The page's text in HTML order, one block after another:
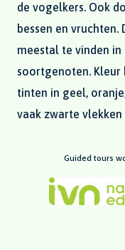
de vogelkers. Ook
bessen en vruchten.
meestal te vinden
soortgenoten. Kleur
tinten in geel,
vaak zwarte vlekken
Guided tours